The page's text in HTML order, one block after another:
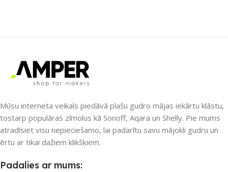
SKAITS
Mūsu interneta veikals piedāvā plašu gudro mājas iekārtu klāstu,
tostarp populāras zīmolus kā Sonoff, Aqara un Shelly. Pie mums
atradīsiet visu nepieciešamo, lai padarītu savu mājokli gudru un
ērtu ar tikai dažiem klikšķiem.
Padalies ar mums: